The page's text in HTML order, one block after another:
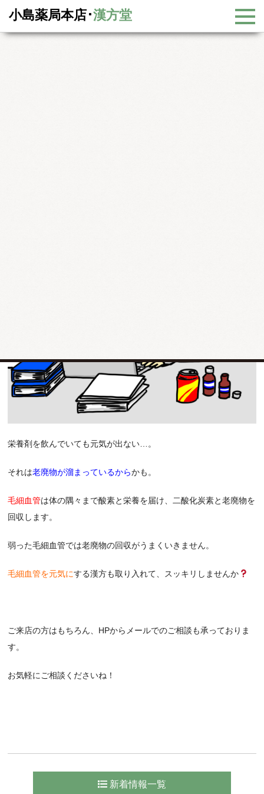
小島薬局本店･漢方堂
栄養剤を飲んでいても元気が出ない…。
それは老廃物が溜まっているからかも。
毛細血管は体の隅々まで酸素と栄養を届け、二酸化炭素と老廃物を
回収します。
弱った毛細血管では老廃物の回収がうまくいきません。
毛細血管を元気にする漢方も取り入れて、スッキリしませんか
ご来店の方はもちろん、HPからメールでのご相談も承っておりま
す。
お気軽にご相談くださいね！
新着情報一覧